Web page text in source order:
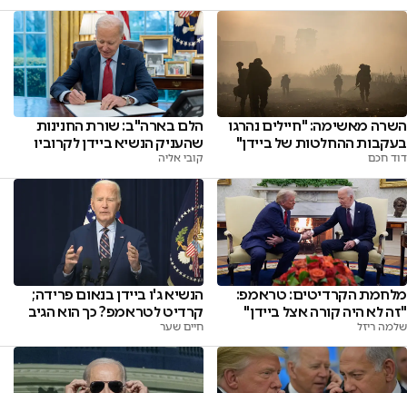
השרה מאשימה: "חיילים נהרגו
בעקבות ההחלטות של ביידן"
דוד חכם
הלם בארה"ב: שורת החנינות
שהעניק הנשיא ביידן לקרוביו
קובי אליה
מלחמת הקרדיטים: טראמפ:
"זה לא היה קורה אצל ביידן"
שלמה ריזל
הנשיא ג'ו ביידן בנאום פרידה;
קרדיט לטראמפ? כך הוא הגיב
חיים שער